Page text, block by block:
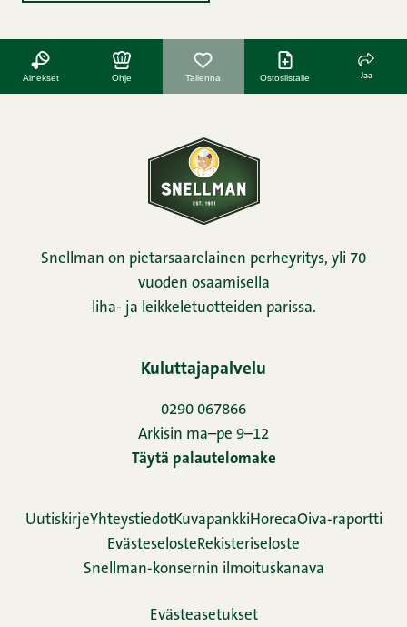
Ainekset Ohje Tallenna Ostoslistalle Jaa
Snellman on pietarsaarelainen perheyritys, yli 70
vuoden osaamisella
liha- ja leikkeletuotteiden parissa.
Kuluttajapalvelu
0290 067866
Arkisin ma–pe 9–12
Täytä palautelomake
UutiskirjeYhteystiedotKuvapankki HorecaOiva-raportti
Evästeseloste Rekisteriseloste
Snellman-konsernin ilmoituskanava
Evästeasetukset